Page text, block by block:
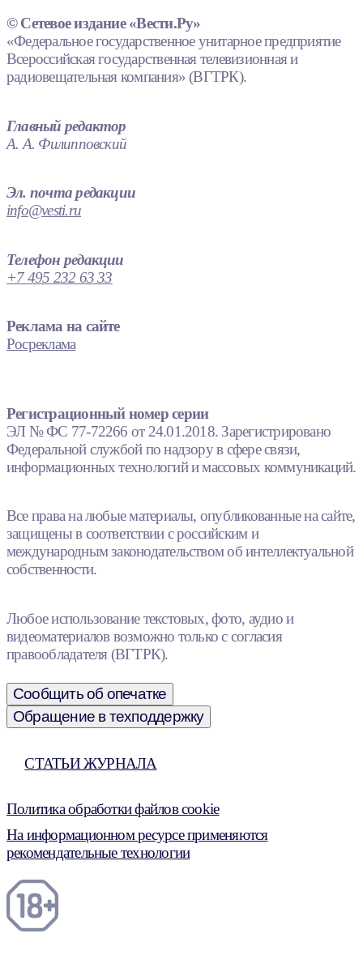
© Сетевое издание «Вести.Ру»
«Федеральное государственное унитарное предприятие
Всероссийская государственная телевизионная и
радиовещательная компания» (ВГТРК).
Главный редактор
А. А. Филипповский
Эл. почта редакции
info@vesti.ru
Телефон редакции
+7 495 232 63 33
Реклама на сайте
Росреклама
Регистрационный номер серии
ЭЛ № ФС 77-72266 от 24.01.2018. Зарегистрировано
Федеральной службой по надзору в сфере связи,
информационных технологий и массовых коммуникаций.
Все права на любые материалы, опубликованные на сайте,
защищены в соответствии с российским и
международным законодательством об интеллектуальной
собственности.
Любое использование текстовых, фото, аудио и
видеоматериалов возможно только с согласия
правообладателя (ВГТРК).
Сообщить об опечатке
Обращение в техподдержку
СТАТЬИ ЖУРНАЛА
Политика обработки файлов cookie
На информационном ресурсе применяются
рекомендательные технологии